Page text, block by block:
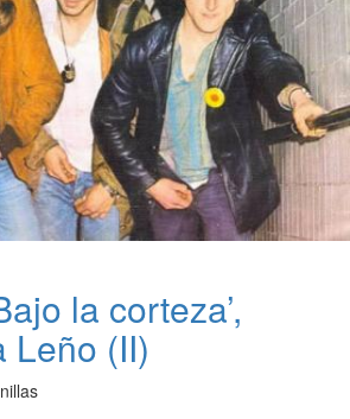
la corteza’,
Leño (II)